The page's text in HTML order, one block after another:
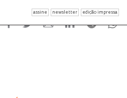
assine newsletter edição impressa